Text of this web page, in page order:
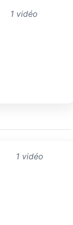
1 vidéo
1 vidéo